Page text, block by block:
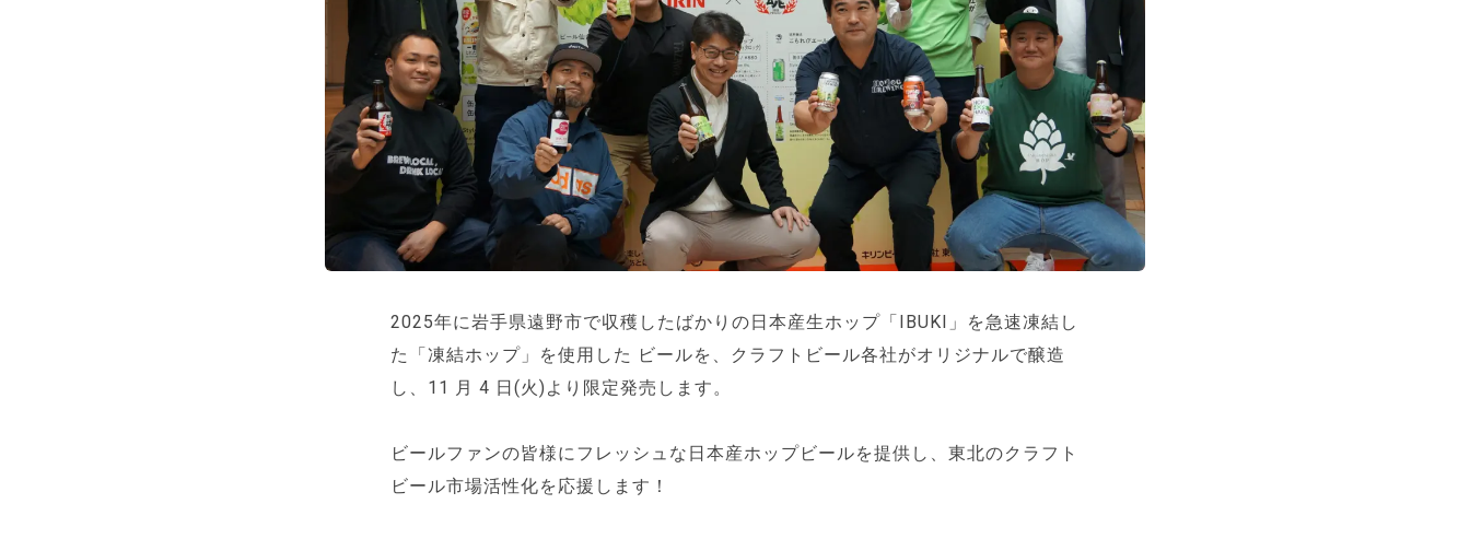
2025年に岩手県遠野市で収穫したばかりの日本産生ホップ「IBUKI」を急速凍結し
た「凍結ホップ」を使用した ビールを、クラフトビール各社がオリジナルで醸造
し、11 月 4 日(火)より限定発売します。
ビールファンの皆様にフレッシュな日本産ホップビールを提供し、東北のクラフト
ビール市場活性化を応援します！